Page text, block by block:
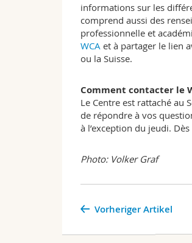
informations sur les
comprend aussi des
professionnelle et
WCA et à partager le lien
ou la Suisse.
Comment contacter le
Le Centre est rattaché au
de répondre à vos
à l’exception du jeudi.
Photo: Volker Graf
Vorheriger Artikel